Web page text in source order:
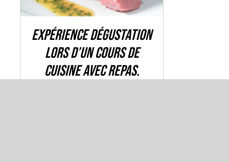
Expérience dégustation
lors d’un cours de
cuisine avec repas.